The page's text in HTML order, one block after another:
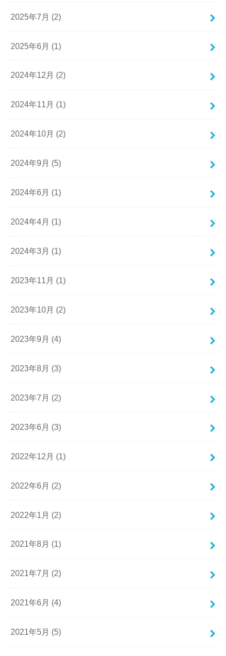
2025年7月 (2)
2025年6月 (1)
2024年12月 (2)
2024年11月 (1)
2024年10月 (2)
2024年9月 (5)
2024年6月 (1)
2024年4月 (1)
2024年3月 (1)
2023年11月 (1)
2023年10月 (2)
2023年9月 (4)
2023年8月 (3)
2023年7月 (2)
2023年6月 (3)
2022年12月 (1)
2022年6月 (2)
2022年1月 (2)
2021年8月 (1)
2021年7月 (2)
2021年6月 (4)
2021年5月 (5)